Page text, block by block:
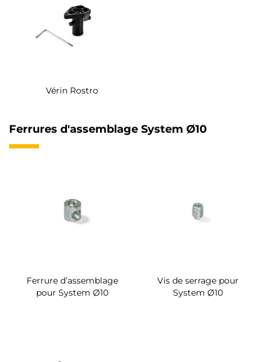
Vérin Rostro
Ferrures d'assemblage System Ø10
Ferrure d’assemblage
pour System Ø10
Vis de serrage pour
System Ø10